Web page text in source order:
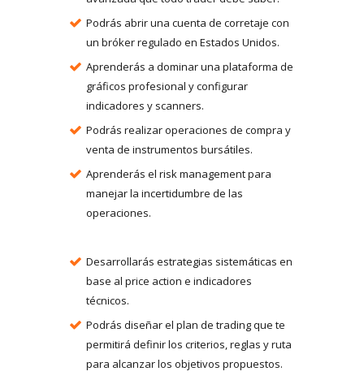
Podrás abrir una cuenta de corretaje con
un bróker regulado en Estados Unidos.
Aprenderás a dominar una plataforma de
gráficos profesional y configurar
indicadores y scanners.
Podrás realizar operaciones de compra y
venta de instrumentos bursátiles.
Aprenderás el risk management para
manejar la incertidumbre de las
operaciones.
Desarrollarás estrategias sistemáticas en
base al price action e indicadores
técnicos.
Podrás diseñar el plan de trading que te
permitirá definir los criterios, reglas y ruta
para alcanzar los objetivos propuestos.